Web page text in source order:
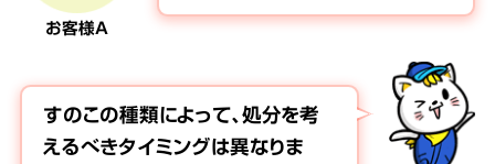
お客様A
すのこの種類によって、処分を考
えるべきタイミングは異なりま